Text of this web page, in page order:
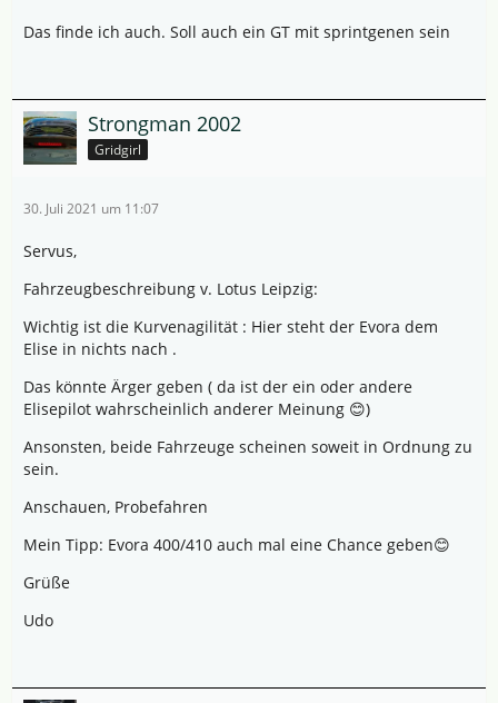
Das finde ich auch. Soll auch ein GT mit sprintgenen sein
Strongman 2002
Gridgirl
30. Juli 2021 um 11:07
Servus,
Fahrzeugbeschreibung v. Lotus Leipzig:
Wichtig ist die Kurvenagilität : Hier steht der Evora dem
Elise in nichts nach .
Das könnte Ärger geben ( da ist der ein oder andere
Elisepilot wahrscheinlich anderer Meinung 😊)
Ansonsten, beide Fahrzeuge scheinen soweit in Ordnung zu
sein.
Anschauen, Probefahren
Mein Tipp: Evora 400/410 auch mal eine Chance geben😊
Grüße
Udo